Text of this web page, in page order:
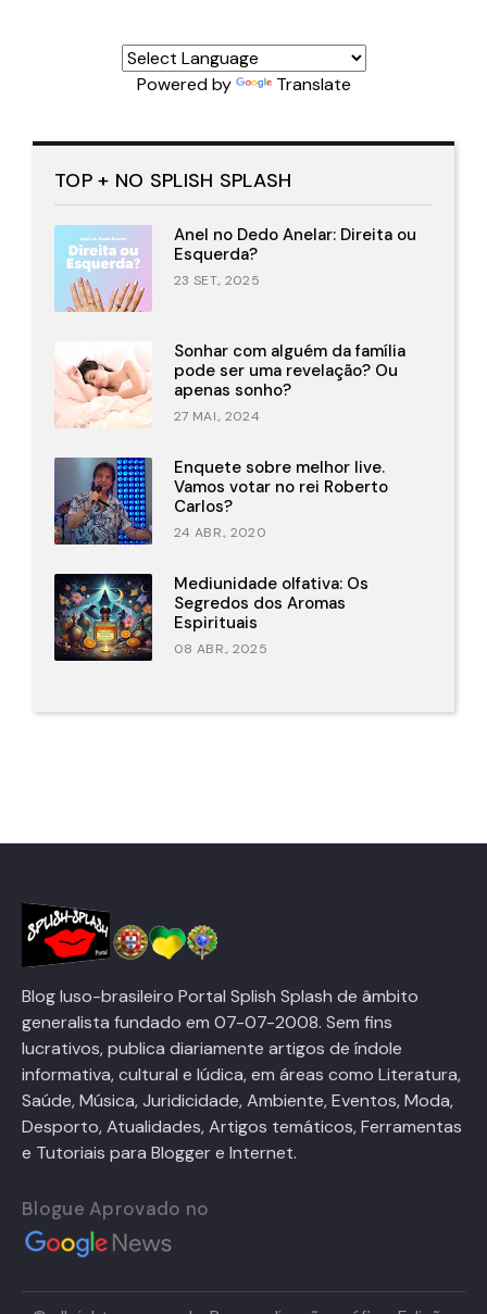
Powered by Translate
TOP + NO SPLISH SPLASH
Anel no Dedo Anelar: Direita ou
Esquerda?
23 SET., 2025
Sonhar com alguém da família
pode ser uma revelação? Ou
apenas sonho?
27 MAI., 2024
Enquete sobre melhor live.
Vamos votar no rei Roberto
Carlos?
24 ABR., 2020
Mediunidade olfativa: Os
Segredos dos Aromas
Espirituais
08 ABR., 2025
Blog luso-brasileiro Portal Splish Splash de âmbito
generalista fundado em 07-07-2008. Sem fins
lucrativos, publica diariamente artigos de índole
informativa, cultural e lúdica, em áreas como Literatura,
Saúde, Música, Juridicidade, Ambiente, Eventos, Moda,
Desporto, Atualidades, Artigos temáticos, Ferramentas
e Tutoriais para Blogger e Internet.
Blogue Aprovado no